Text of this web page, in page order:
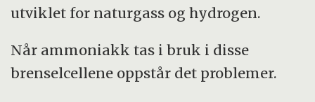
utviklet for naturgass og hydrogen.
Når ammoniakk tas i bruk i disse
brenselcellene oppstår det problemer.